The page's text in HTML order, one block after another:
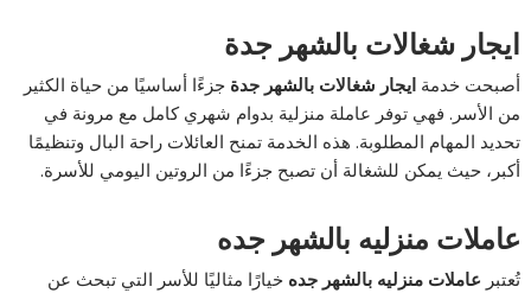
ايجار شغالات بالشهر جدة
أصبحت خدمةايجار شغالات بالشهر جدة جزءًا أساسيًا من حياة الكثير
من الأسر. فهي توفر عاملة منزلية بدوام شهري كامل مع مرونة في
تحديد المهام المطلوبة. هذه الخدمة تمنح العائلات راحة البال وتنظيمًا
أكبر، حيث يمكن للشغالة أن تصبح جزءًا من الروتين اليومي للأسرة.
عاملات منزليه بالشهر جده
تُعتبر عاملات منزليه بالشهر جده خيارًا مثاليًا للأسر التي تبحث عن